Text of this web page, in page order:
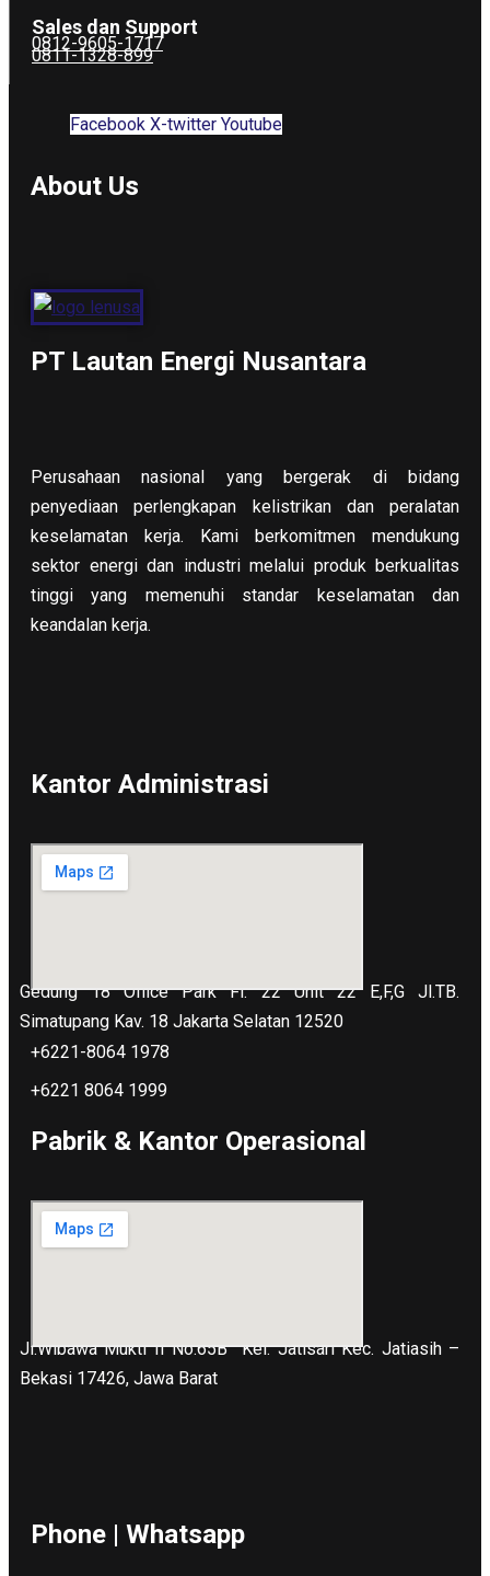
Sales dan Support
0812-9605-1717
0811-1328-899
Facebook X-twitter Youtube
About Us
PT Lautan Energi Nusantara
Perusahaan nasional yang bergerak di bidang
penyediaan perlengkapan kelistrikan dan peralatan
keselamatan kerja. Kami berkomitmen mendukung
sektor energi dan industri melalui produk berkualitas
tinggi yang memenuhi standar keselamatan dan
keandalan kerja.
Kantor Administrasi
Gedung 18 Office Park Fl. 22 Unit 22 E,F,G Jl.TB.
Simatupang Kav. 18 Jakarta Selatan 12520
+6221-8064 1978
+6221 8064 1999
Pabrik & Kantor Operasional
Jl.Wibawa Mukti II No.65B
Kel. Jatisari Kec. Jatiasih –
Bekasi 17426, Jawa Barat
Phone | Whatsapp